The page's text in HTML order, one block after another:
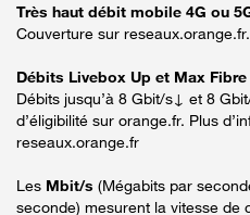
Très haut débit mobile 4G ou
Couverture sur reseaux.orange.fr.
Débits Livebox Up et Max Fibre
Débits jusqu’à 8 Gbit/s↓ et 8
d’éligibilité sur orange.fr. Plus
reseaux.orange.fr
Les Mbit/s (Mégabits par
seconde) mesurent la vitesse de